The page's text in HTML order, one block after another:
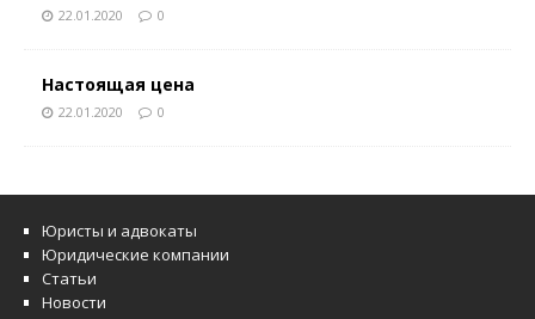
22.01.2020 0
Настоящая цена
22.01.2020 0
Юристы и адвокаты
Юридические компании
Статьи
Новости